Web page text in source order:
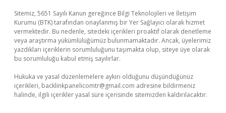
Sitemiz, 5651 Sayılı Kanun gereğince Bilgi Teknolojileri ve İletişim
Kurumu (BTK) tarafından onaylanmış bir Yer Sağlayıcı olarak hizmet
vermektedir. Bu nedenle, sitedeki içerikleri proaktif olarak denetleme
veya araştırma yükümlülüğümüz bulunmamaktadır. Ancak, üyelerimiz
yazdıkları içeriklerin sorumluluğunu taşımakta olup, siteye üye olarak
bu sorumluluğu kabul etmiş sayılırlar.
Hukuka ve yasal düzenlemelere aykırı olduğunu düşündüğünüz
içerikleri, backlinkpanelicomtr@gmail.com adresine bildirmeniz
halinde, ilgili içerikler yasal süre içerisinde sitemizden kaldırılacaktır.